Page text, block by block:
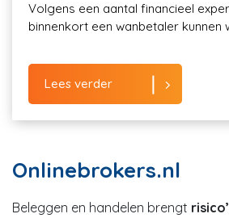
Volgens een aantal financieel
binnenkort een wanbetaler kunnen
Lees verder
Onlinebrokers.nl
Beleggen en handelen brengt